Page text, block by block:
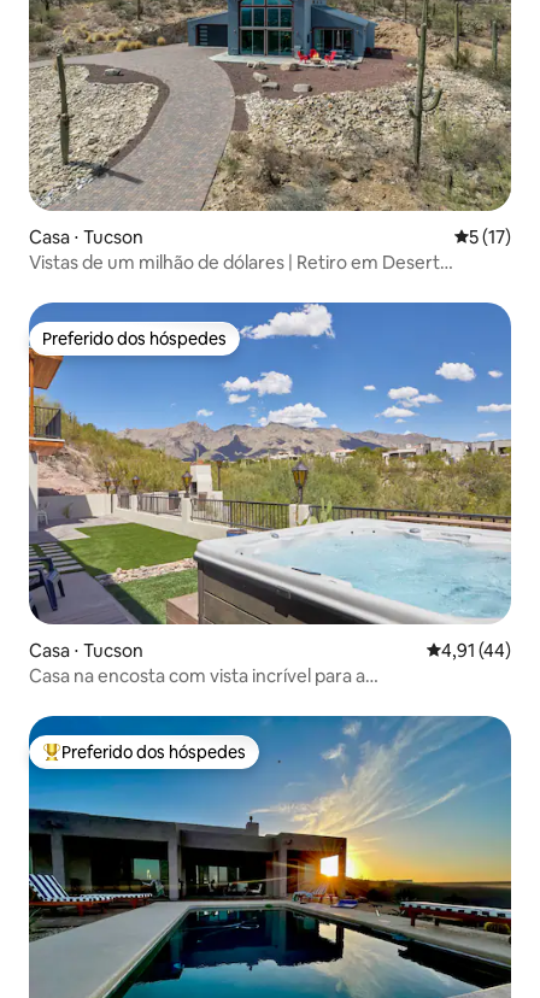
Casa ⋅ Tucson 5 de uma
5 (17)
Vistas de um milhão de dólares | Retiro em Desert
Preferido dos hóspedes
Preferido dos hóspedes
Casa ⋅ Tucson 4,91 de uma
4,91 (44)
Casa na encosta com vista incrível para a
Entre os melhores preferidos dos hóspedes
Preferido dos hóspedes